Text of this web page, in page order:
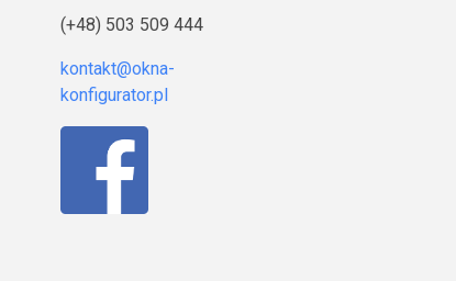
(+48) 503 509 444